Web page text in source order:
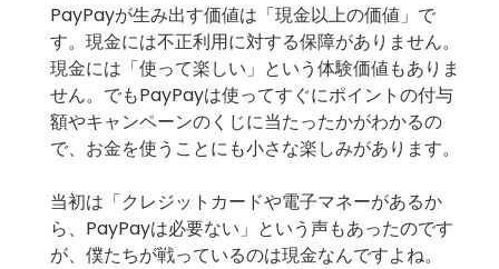
PayPayが生み出す価値は「現金以上の価値」で
す。現金には不正利用に対する保障がありません。
現金には「使って楽しい」という体験価値もありま
せん。でもPayPayは使ってすぐにポイントの付与
額やキャンペーンのくじに当たったかがわかるの
で、お金を使うことにも小さな楽しみがあります。
当初は「クレジットカードや電子マネーがあるか
ら、PayPayは必要ない」という声もあったのです
が、僕たちが戦っているのは現金なんですよね。